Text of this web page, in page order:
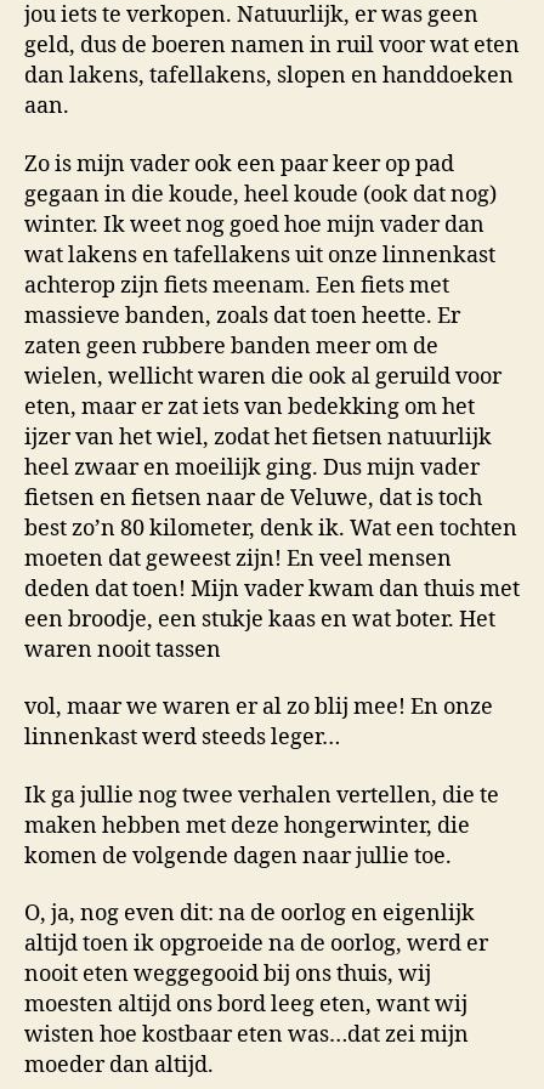
jou iets te verkopen. Natuurlijk, er was geen
geld, dus de boeren namen in ruil voor wat eten
dan lakens, tafellakens, slopen en handdoeken
aan.
Zo is mijn vader ook een paar keer op pad
gegaan in die koude, heel koude (ook dat nog)
winter. Ik weet nog goed hoe mijn vader dan
wat lakens en tafellakens uit onze linnenkast
achterop zijn fiets meenam. Een fiets met
massieve banden, zoals dat toen heette. Er
zaten geen rubbere banden meer om de
wielen, wellicht waren die ook al geruild voor
eten, maar er zat iets van bedekking om het
ijzer van het wiel, zodat het fietsen natuurlijk
heel zwaar en moeilijk ging. Dus mijn vader
fietsen en fietsen naar de Veluwe, dat is toch
best zo’n 80 kilometer, denk ik. Wat een tochten
moeten dat geweest zijn! En veel mensen
deden dat toen! Mijn vader kwam dan thuis met
een broodje, een stukje kaas en wat boter. Het
waren nooit tassen
vol, maar we waren er al zo blij mee! En onze
linnenkast werd steeds leger…
Ik ga jullie nog twee verhalen vertellen, die te
maken hebben met deze hongerwinter, die
komen de volgende dagen naar jullie toe.
O, ja, nog even dit: na de oorlog en eigenlijk
altijd toen ik opgroeide na de oorlog, werd er
nooit eten weggegooid bij ons thuis, wij
moesten altijd ons bord leeg eten, want wij
wisten hoe kostbaar eten was…dat zei mijn
moeder dan altijd.